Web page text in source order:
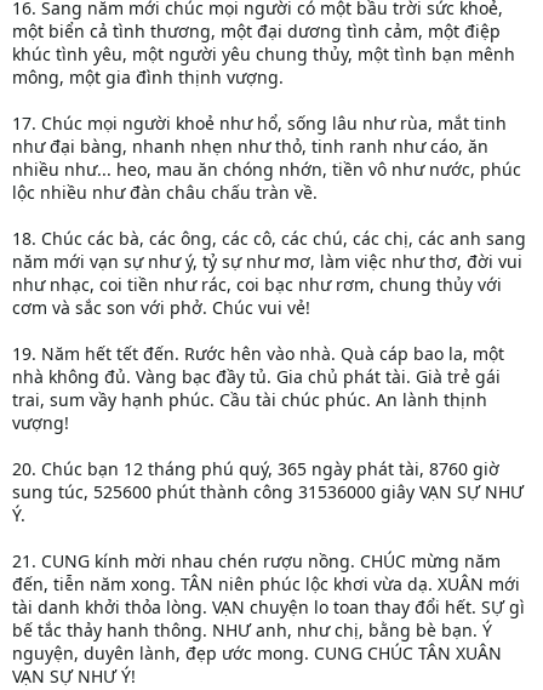
16. Sang năm mới chúc mọi người có một bầu trời sức khoẻ,
một biển cả tình thương, một đại dương tình cảm, một điệp
khúc tình yêu, một người yêu chung thủy, một tình bạn mênh
mông, một gia đình thịnh vượng.
17. Chúc mọi người khoẻ như hổ, sống lâu như rùa, mắt tinh
như đại bàng, nhanh nhẹn như thỏ, tinh ranh như cáo, ăn
nhiều như... heo, mau ăn chóng nhớn, tiền vô như nước, phúc
lộc nhiều như đàn châu chấu tràn về.
18. Chúc các bà, các ông, các cô, các chú, các chị, các anh sang
năm mới vạn sự như ý, tỷ sự như mơ, làm việc như thơ, đời vui
như nhạc, coi tiền như rác, coi bạc như rơm, chung thủy với
cơm và sắc son với phở. Chúc vui vẻ!
19. Năm hết tết đến. Rước hên vào nhà. Quà cáp bao la, một
nhà không đủ. Vàng bạc đầy tủ. Gia chủ phát tài. Già trẻ gái
trai, sum vầy hạnh phúc. Cầu tài chúc phúc. An lành thịnh
vượng!
20. Chúc bạn 12 tháng phú quý, 365 ngày phát tài, 8760 giờ
sung túc, 525600 phút thành công 31536000 giây VẠN SỰ NHƯ
Ý.
21. CUNG kính mời nhau chén rượu nồng. CHÚC mừng năm
đến, tiễn năm xong. TÂN niên phúc lộc khơi vừa dạ. XUÂN mới
tài danh khởi thỏa lòng. VẠN chuyện lo toan thay đổi hết. SỰ gì
bế tắc thảy hanh thông. NHƯ anh, như chị, bằng bè bạn. Ý
nguyện, duyên lành, đẹp ước mong. CUNG CHÚC TÂN XUÂN
VẠN SỰ NHƯ Ý!